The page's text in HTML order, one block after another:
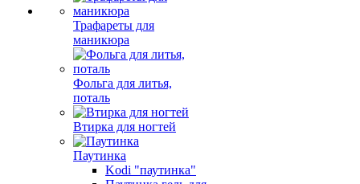
Трафареты для
маникюра
Фольга для литья,
поталь
Втирка для ногтей
Паутинка
Kodi "паутинка"